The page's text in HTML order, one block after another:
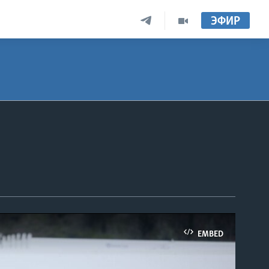
ЭФИР
EMBED